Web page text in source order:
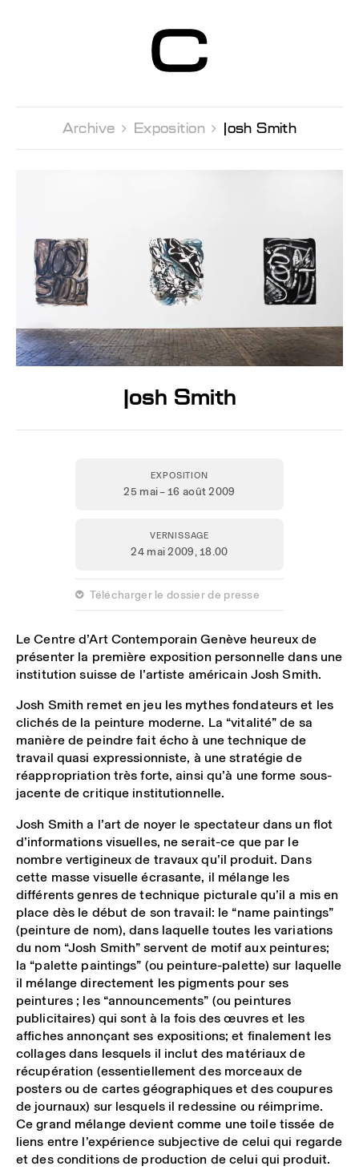
Contemporain
Genève
Archive  Exposition  Josh Smith
Josh Smith
EXPOSITION
25 mai – 16 août 2009
VERNISSAGE
24 mai 2009,18.00
 Télécharger le dossier de presse
Le Centre d’Art Contemporain Genève heureux de
présenter la première exposition personnelle dans une
institution suisse de l’artiste américain Josh Smith.
Josh Smith remet en jeu les mythes fondateurs et les
clichés de la peinture moderne. La “vitalité” de sa
manière de peindre fait écho à une technique de
travail quasi expressionniste, à une stratégie de
réappropriation très forte, ainsi qu’à une forme sous-
jacente de critique institutionnelle.
Josh Smith a l’art de noyer le spectateur dans un flot
d’informations visuelles, ne serait-ce que par le
nombre vertigineux de travaux qu’il produit. Dans
cette masse visuelle écrasante, il mélange les
différents genres de technique picturale qu’il a mis en
place dès le début de son travail: le “name paintings”
(peinture de nom), dans laquelle toutes les variations
du nom “Josh Smith” servent de motif aux peintures;
la “palette paintings” (ou peinture-palette) sur laquelle
il mélange directement les pigments pour ses
peintures ; les “announcements” (ou peintures
publicitaires) qui sont à la fois des œuvres et les
affiches annonçant ses expositions; et finalement les
collages dans lesquels il inclut des matériaux de
récupération (essentiellement des morceaux de
posters ou de cartes géographiques et des coupures
de journaux) sur lesquels il redessine ou réimprime.
Ce grand mélange devient comme une toile tissée de
liens entre l’expérience subjective de celui qui regarde
et des conditions de production de celui qui produit.